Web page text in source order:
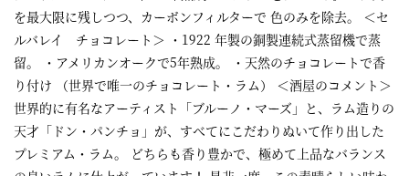
を最大限に残しつつ、カーボンフィルターで 色のみを除去。 ＜セ
ルバレイ チョコレート＞ ・1922 年製の銅製連続式蒸留機で蒸
留。 ・アメリカンオークで5年熟成。 ・天然のチョコレートで香
り付け （世界で唯一のチョコレート・ラム） ＜酒屋のコメント＞
世界的に有名なアーティスト「ブルーノ・マーズ」と、ラム造りの
天才「ドン・パンチョ」が、すべてにこだわりぬいて作り出した
プレミアム・ラム。 どちらも香り豊かで、極めて上品なバランス